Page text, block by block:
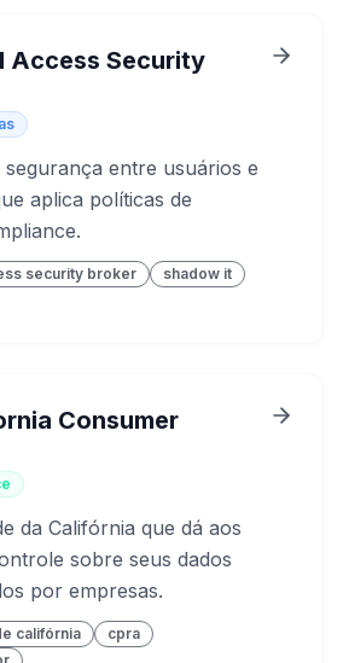
Access Security
entre usuários e
aplica políticas de
security broker
shadow it
Consumer
da Califórnia que dá aos
sobre seus dados
por empresas.
califórnia
cpra